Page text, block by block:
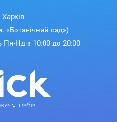
«Ботанічний сад»)
Пн-Нд з 10:00 до 20:00